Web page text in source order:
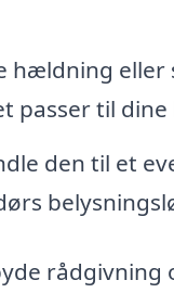
hældning eller
til dine
den til et
rådgivning